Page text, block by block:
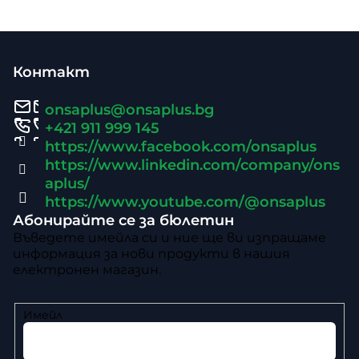
н
и
е
л
е
м
т
т
Контакт
onsaplus@onsaplus.bg
+421 911 999 145
https://www.facebook.com/onsaplus
https://www.linkedin.com/company/ons
aplus/
https://www.youtube.com/@onsaplus
Абонирайте се за бюлетин
Въведете имейла си и ние ще ви изпращаме
информация за нови продукти в нашия
електронен магазин.
Имейл